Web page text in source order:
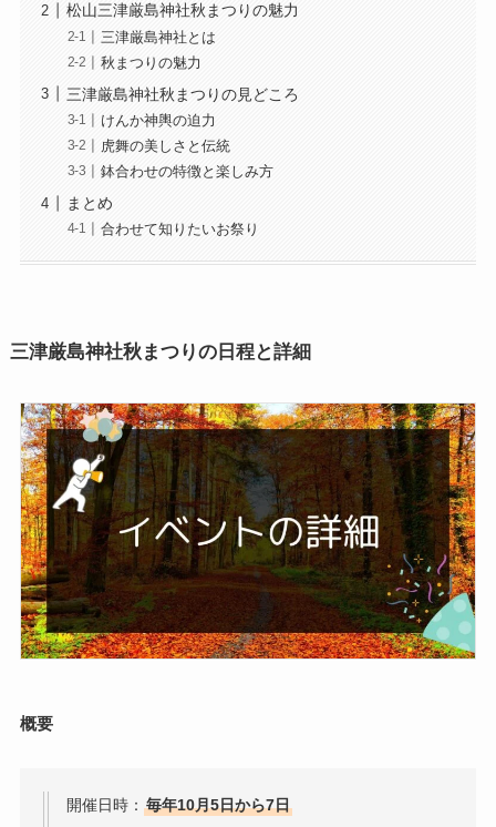
松山三津厳島神社秋まつりの魅力
三津厳島神社とは
秋まつりの魅力
三津厳島神社秋まつりの見どころ
けんか神輿の迫力
虎舞の美しさと伝統
鉢合わせの特徴と楽しみ方
まとめ
合わせて知りたいお祭り
三津厳島神社秋まつりの日程と詳細
概要
開催日時： 毎年10月5日から7日